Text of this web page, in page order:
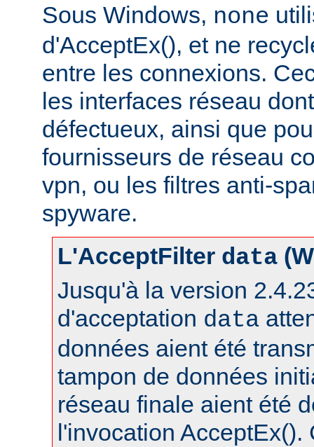
Sous Windows, none
d'AcceptEx(), et ne
entre les connexions.
les interfaces réseau
défectueux, ainsi que
fournisseurs de réseau
vpn, ou les filtres anti-
spyware.
L'AcceptFilter data
Jusqu'à la version
d'acceptation data
données aient été
tampon de données
réseau finale aient été
l'invocation AcceptEx().